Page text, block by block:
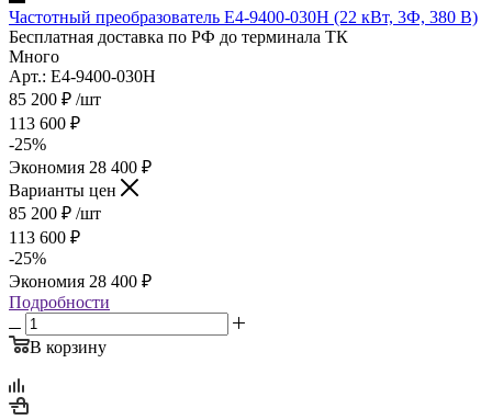
Частотный преобразователь E4-9400-030H (22 кВт, 3Ф, 380 В)
Бесплатная доставка по РФ до терминала ТК
Много
Арт.: E4-9400-030H
85 200 ₽ /шт
113 600 ₽
-25%
Экономия 28 400 ₽
Варианты цен
85 200 ₽ /шт
113 600 ₽
-25%
Экономия 28 400 ₽
Подробности
В корзину